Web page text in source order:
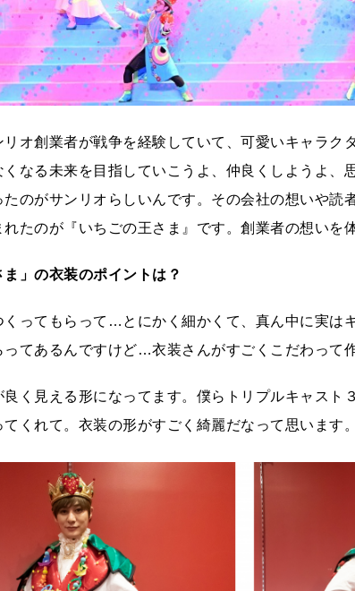
リオ創業者が戦争を経験していて、可愛いキャラク
なる未来を目指していこうよ、仲良くしようよ、
のがサンリオらしいんです。その会社の想いや読
たのが『いちごの王さま』です。創業者の想いを
」の衣装のポイントは？
くってもらって…とにかく細かくて、真ん中に実は
てあるんですけど…衣装さんがすごくこだわって
く見える形になってます。僕らトリプルキャスト
くれて。衣装の形がすごく綺麗だなって思います。